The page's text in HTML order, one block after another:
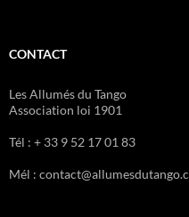
CONTACT
Les Allumés du Tango
Association loi 1901
Tél : + 33 9 52 17 01 83
Mél :